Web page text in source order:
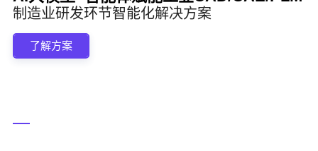
制造业研发环节智能化解决方案
了解方案